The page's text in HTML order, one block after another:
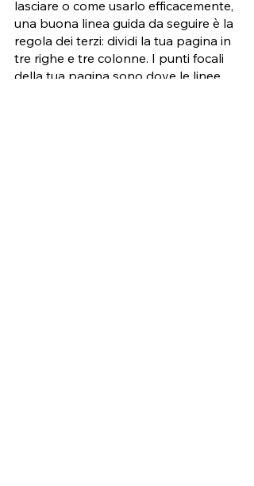
lasciare o come usarlo efficacemente,
una buona linea guida da seguire è la
regola dei terzi: dividi la tua pagina in
tre righe e tre colonne. I punti focali
della tua pagina sono dove le linee